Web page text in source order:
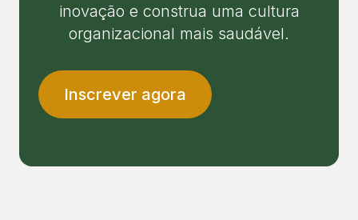
inovação e construa uma cultura
organizacional mais saudável.
Inscrever agora